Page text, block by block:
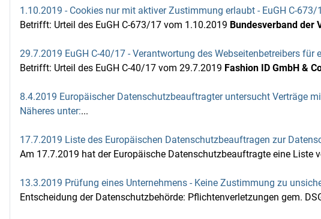
1.10.2019 - Cookies nur mit aktiver Zustimmung erlaubt - EuGH C-673/
Betrifft: Urteil des EuGH C-673/17 vom 1.10.2019 Bundesverband der
29.7.2019 EuGH C-40/17 - Verantwortung des Webseitenbetreibers für
Betrifft: Urteil des EuGH C-40/17 vom 29.7.2019 Fashion ID GmbH &
8.4.2019 Europäischer Datenschutzbeauftragter untersucht Verträge
Näheres unter:...
17.7.2019 Liste des Europäischen Datenschutzbeauftragen zur
Am 17.7.2019 hat der Europäische Datenschutzbeauftragte eine Liste
13.3.2019 Prüfung eines Unternehmens - Keine Zustimmung zu
Entscheidung der Datenschutzbehörde: Pflichtenverletzungen gem.